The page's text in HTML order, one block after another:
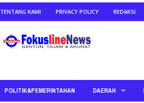
TENTANG KAMI PRIVACY POLICY REDAKSI
POLITIK&PEMERINTAHAN DAERAH